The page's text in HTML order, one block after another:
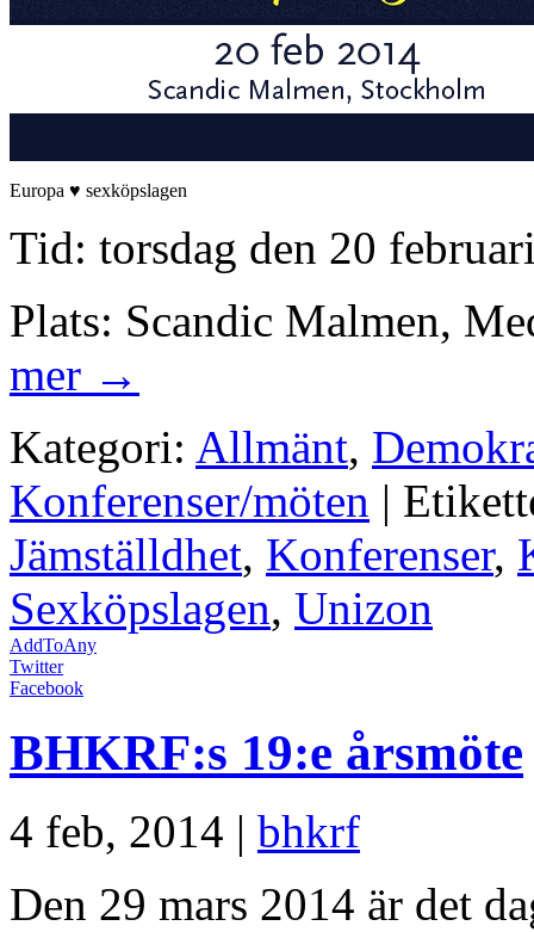
Europa ♥ sexköpslagen
Tid: torsdag den 20
Plats: Scandic Malmen,
mer →
Kategori: Allmänt,
Konferenser/möten |
Jämställdhet, Konferenser,
Sexköpslagen, Unizon
AddToAny
Twitter
Facebook
BHKRF:s 19:e årsmöte
4 feb, 2014 | bhkrf
Den 29 mars 2014 är det